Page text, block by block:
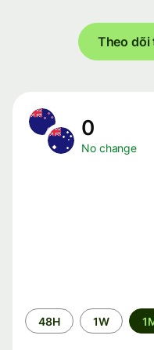
Theo dõi
0
No change
Time
period
48H 1W